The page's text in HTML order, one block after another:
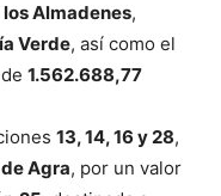
Almadenes,
Verde, así como el
1.562.688,77
13, 14, 16 y 28,
Agra, por un valor